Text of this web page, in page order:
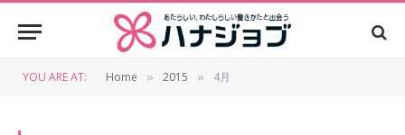
YOU ARE AT: Home » 2015 » 4月